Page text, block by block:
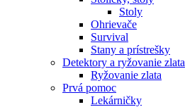
Stoly
Ohrievače
Survival
Stany a prístrešky
Detektory a ryžovanie zlata
Ryžovanie zlata
Prvá pomoc
Lekárničky